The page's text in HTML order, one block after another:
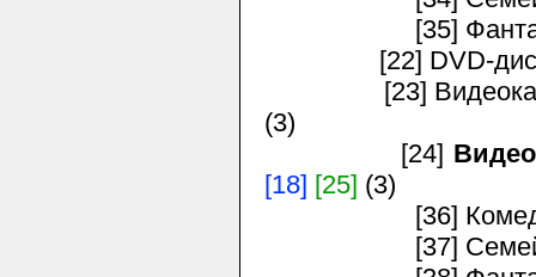
[35]
[22] DVD-
[23]
(3)
[24]
[18] [25] (3)
[36]
[37] Семейное